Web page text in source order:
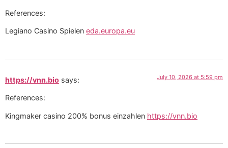
References:
Legiano Casino Spielen eda.europa.eu
https://vnn.bio says: July 10, 2026 at 5:59 pm
References:
Kingmaker casino 200% bonus einzahlen https://vnn.bio